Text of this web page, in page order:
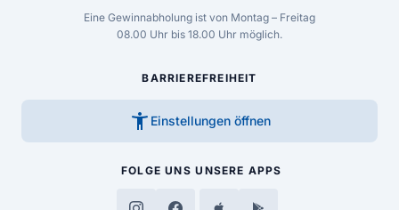
Eine Gewinnabholung ist von Montag – Freitag
08.00 Uhr bis 18.00 Uhr möglich.
BARRIEREFREIHEIT
accessibility_new Einstellungen öffnen
FOLGE UNS UNSERE APPS